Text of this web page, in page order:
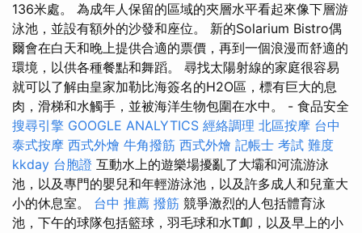
136米處。 為成年人保留的區域的夾層水平看起來像下層游
泳池，並設有額外的沙發和座位。 新的Solarium Bistro偶
爾會在白天和晚上提供合適的票價，再到一個浪漫而舒適的
環境，以供各種餐點和舞蹈。 尋找太陽射線的家庭很容易
就可以了解由皇家加勒比海簽名的H2O區，標有巨大的息
肉，滑梯和水觸手，並被海洋生物包圍在水中。 - 食品安全
搜尋引擎 GOOGLE ANALYTICS 經絡調理 北區按摩 台中
泰式按摩 西式外燴 牛角撥筋 西式外燴 記帳士 考試 難度
kkday 台胞證 互動水上的遊樂場擾亂了大壩和河流游泳
池，以及專門的嬰兒和年輕游泳池，以及許多成人和兒童大
小的休息室。 台中 推薦 撥筋 競爭激烈的人包括體育泳
池，下午的球隊包括籃球，羽毛球和水T卹，以及早上的小